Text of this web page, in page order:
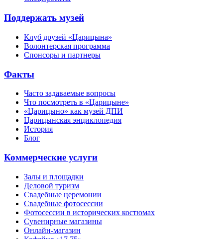
Поддержать музей
Клуб друзей «Царицына»
Волонтерская программа
Спонсоры и партнеры
Факты
Часто задаваемые вопросы
Что посмотреть в «Царицыне»
«Царицыно» как музей ДПИ
Царицынская энциклопедия
История
Блог
Коммерческие услуги
Залы и площадки
Деловой туризм
Свадебные церемонии
Свадебные фотосессии
Фотосессии в исторических костюмах
Сувенирные магазины
Онлайн-магазин